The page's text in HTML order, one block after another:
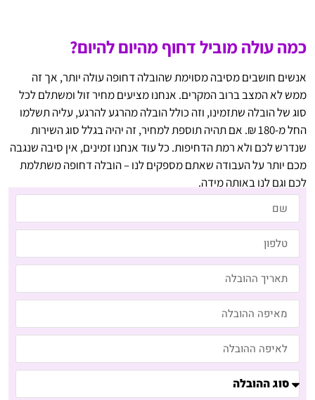
כמה עולה מוביל דחוף מהיום להיום?
אנשים חושבים מסיבה מסוימת שהובלה דחופה עולה יותר, אך זה
ממש לא המצב ברוב המקרים. אנחנו מציעים מחיר זול ומשתלם לכל
סוג של הובלה שתזמינו, וזה כולל הובלה מהרגע להרגע, עליה תשלמו
החל מ-180 ₪. אם תהיה תוספת למחיר, זה יהיה בגלל סוג השירות
שנדרש לכם ולא רמת הדחיפות. כל עוד אנחנו זמינים, אין סיבה שנגבה
מכם יותר על העבודה שאתם מספקים לנו – הובלה דחופה משתלמת
לכם וגם לנו באותה מידה.